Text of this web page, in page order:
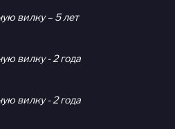
вилку – 5 лет
вилку - 2 года
вилку - 2 года